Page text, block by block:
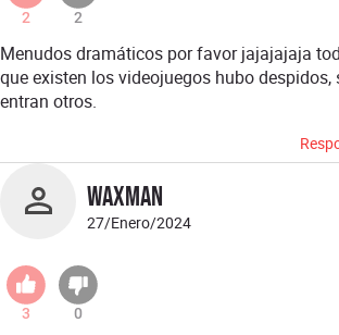
2 2
Menudos dramáticos por favor jajajajaja
que existen los videojuegos hubo despidos,
entran otros.
Waxman
27/Enero/2024
3 0